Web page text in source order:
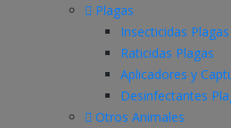
Plagas
Insecticidas Plagas
Raticidas Plagas
Aplicadores y
Desinfectantes
Otros Animales